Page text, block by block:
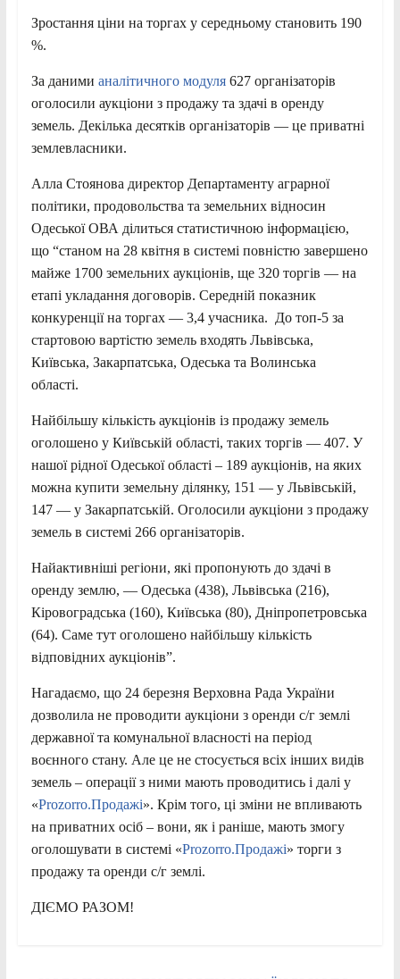
Зростання ціни на торгах у середньому становить 190
%.
За даними аналітичного модуля627 організаторів
оголосили аукціони з продажу та здачі в оренду
земель. Декілька десятків організаторів — це приватні
землевласники.
Алла Стоянова директор Департаменту аграрної
політики, продовольства та земельних відносин
Одеської ОВА ділиться статистичною інформацією,
що “станом на 28 квітня в системі повністю завершено
майже 1700 земельних аукціонів, ще 320 торгів — на
етапі укладання договорів. Середній показник
конкуренції на торгах — 3,4 учасника. До топ-5 за
стартовою вартістю земель входять Львівська,
Київська, Закарпатська, Одеська та Волинська
області.
Найбільшу кількість аукціонів із продажу земель
оголошено у Київській області, таких торгів — 407. У
нашої рідної Одеської області – 189 аукціонів, на яких
можна купити земельну ділянку, 151 — у Львівській,
147 — у Закарпатській. Оголосили аукціони з продажу
земель в системі 266 організаторів.
Найактивніші регіони, які пропонують до здачі в
оренду землю, — Одеська (438), Львівська (216),
Кіровоградська (160), Київська (80), Дніпропетровська
(64). Саме тут оголошено найбільшу кількість
відповідних аукціонів”.
Нагадаємо, що 24 березня Верховна Рада України
дозволила не проводити аукціони з оренди с/г землі
державної та комунальної власності на період
воєнного стану. Але це не стосується всіх інших видів
земель – операції з ними мають проводитись і далі у
«Prozorro.Продажі». Крім того, ці зміни не впливають
на приватних осіб – вони, як і раніше, мають змогу
оголошувати в системі «Prozorro.Продажі» торги з
продажу та оренди с/г землі.
ДІЄМО РАЗОМ!